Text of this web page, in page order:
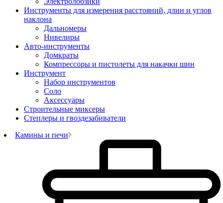
Инструменты для измерения расстояний, длин и углов
наклона
Дальномеры
Нивелиры
Авто-инструменты
Домкраты
Компрессоры и пистолеты для накачки шин
Инструмент
Набор инструментов
Соло
Аксессуары
Строительные миксеры
Степлеры и гвоздезабиватели
Камины и печи